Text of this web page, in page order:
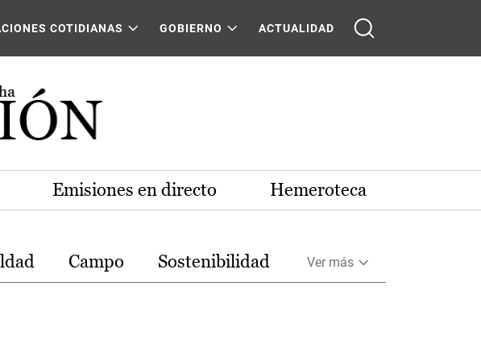
COTIDIANAS GOBIERNO ACTUALIDAD
Emisiones en directo Hemeroteca
Campo Sostenibilidad Ver más